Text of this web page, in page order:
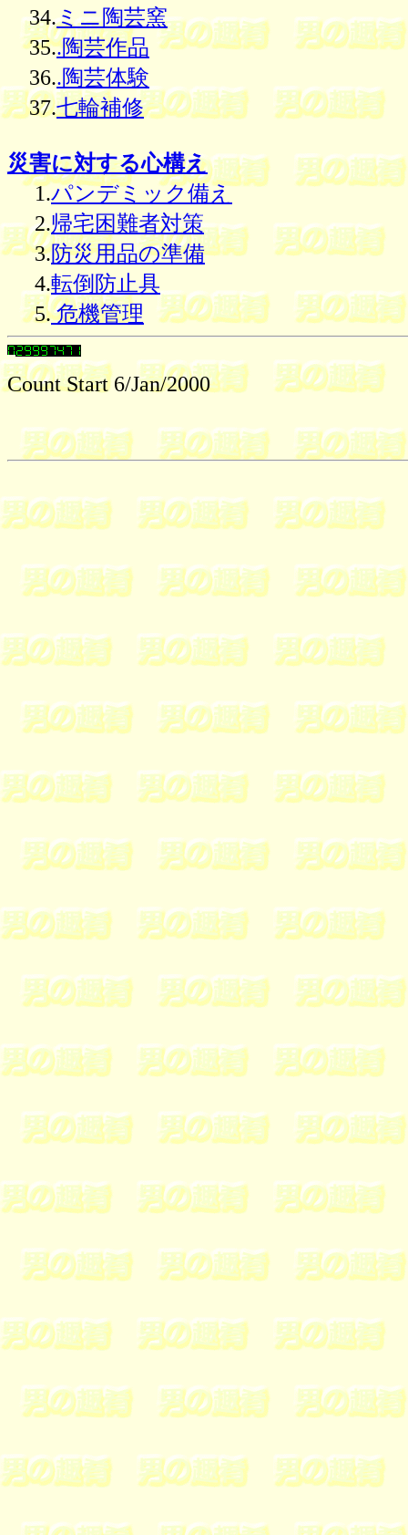
34.ミニ陶芸窯
35..陶芸作品
36..陶芸体験
37.七輪補修
災害に対する心構え
1.パンデミック備え
2.帰宅困難者対策
3.防災用品の準備
4.転倒防止具
5.危機管理
Count Start 6/Jan/2000